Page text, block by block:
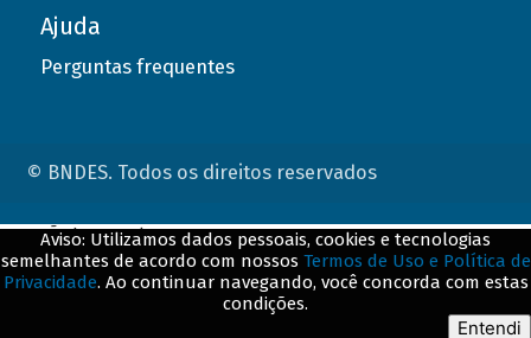
Ajuda
Perguntas frequentes
© BNDES. Todos os direitos reservados
Aviso: Utilizamos dados pessoais, cookies e tecnologias
semelhantes de acordo com nossos Termos de Uso e Política de
Privacidade. Ao continuar navegando, você concorda com estas
condições.
Entendi
ConteÃºdo complementar
${title}${badge}